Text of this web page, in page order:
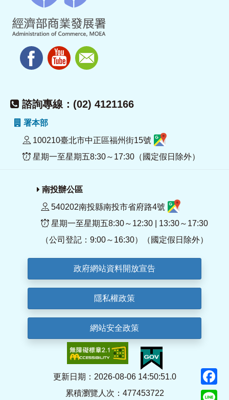
諮詢專線：(02) 4121166
署本部
100210臺北市中正區福州街15號
星期一至星期五8:30～17:30（國定假日除外）
南投辦公區
540202南投縣南投市省府路4號
星期一至星期五8:30～12:30 | 13:30～17:30
（公司登記：9:00～16:30）（國定假日除外）
政府網站資料開放宣告
隱私權政策
網站安全政策
更新日期：2026-08-06 14:50:51.0
累積瀏覽人次：477453722